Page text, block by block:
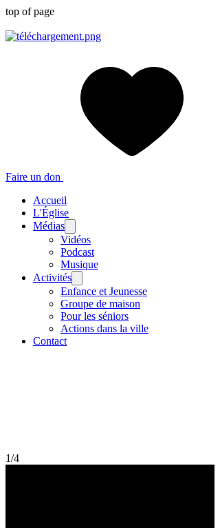
top of page
Faire un don
Accueil
L'Église
Médias
Vidéos
Podcast
Musique
Activités
Enfance et Jeunesse
Groupe de maison
Pour les séniors
Actions dans la ville
Contact
1/4